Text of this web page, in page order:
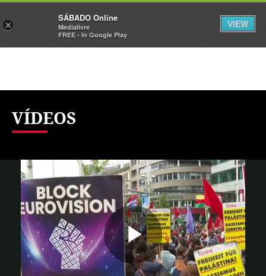
Sábado Assine Iniciar Sessão
VÍDEOS
×
SÁBADO Online
Medialivre
FREE - In Google Play
VIEW